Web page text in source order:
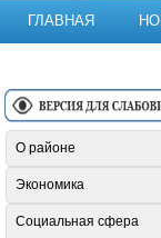
ГЛАВНАЯ
О районе
Экономика
Социальная сфера